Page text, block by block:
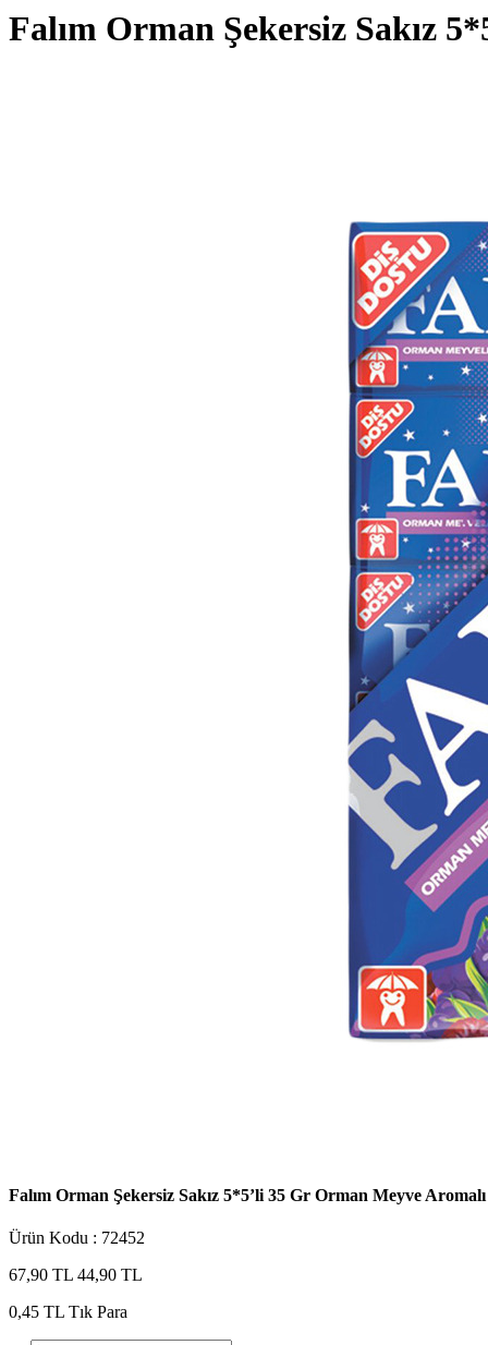
Falım Orman Şekersiz Sakız
Falım Orman Şekersiz Sakız 5*5’li 35 Gr Orman Meyve Aromalı
Ürün Kodu : 72452
67,90 TL 44,90 TL
0,45 TL Tık Para